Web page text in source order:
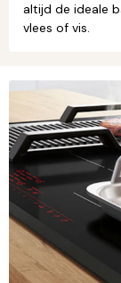
altijd de ideale
vlees of vis.